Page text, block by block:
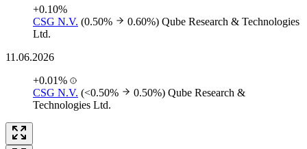
+0.10%
CSG N.V. (0.50% 0.60%) Qube Research & Technologies
Ltd.
11.06.2026
+0.01%
CSG N.V. (<0.50% 0.50%) Qube Research &
Technologies Ltd.